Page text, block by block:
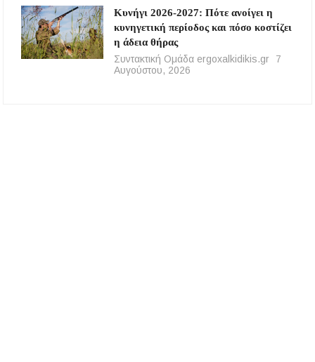
Κυνήγι 2026-2027: Πότε ανοίγει η
κυνηγετική περίοδος και πόσο κοστίζει
η άδεια θήρας
Συντακτική Ομάδα ergoxalkidikis.gr
7
Αυγούστου, 2026